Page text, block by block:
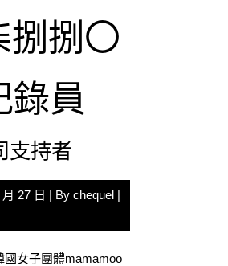
捌捌〇
錄員
支持者
27 日 | By chequel |
國女子團體mamamoo